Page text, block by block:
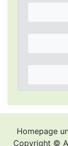
Homepage
Copyright ©